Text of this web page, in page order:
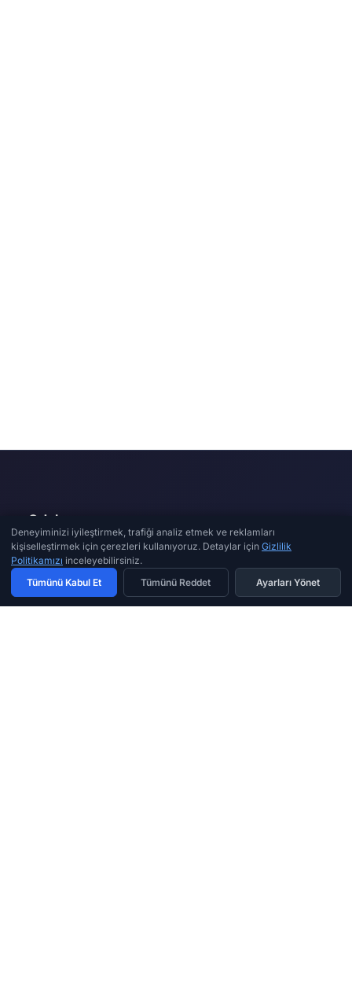
Odakon
Profesyonel drone ve görüntü teknolojileri çözümlerinde
güvenilir iş ortağınız. Uzman tamir ve teknik destek hizmeti.
Deneyiminizi iyileştirmek, trafiği analiz etmek ve reklamları
kişiselleştirmek için çerezleri kullanıyoruz. Detaylar için Gizlilik
Politikamızı inceleyebilirsiniz.
Tümünü Kabul Et
Tümünü Reddet Ayarları Yönet